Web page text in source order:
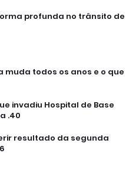
profunda no trânsito de
muda todos os anos e o que
invadiu Hospital de Base
.40
resultado da segunda